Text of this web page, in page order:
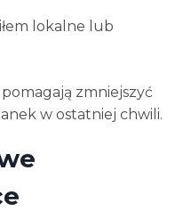
lokalne lub
zmniejszyć
w ostatniej chwili.